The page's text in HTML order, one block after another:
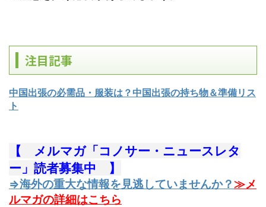
注目記事
中国出張の必需品・服装は？中国出張の持ち物＆準備リス
ト
【 メルマガ「コノサー・ニュースレタ
ー」読者募集中 】
⇒海外の重大な情報を見逃していませんか？ ≫メ
ルマガの詳細はこちら